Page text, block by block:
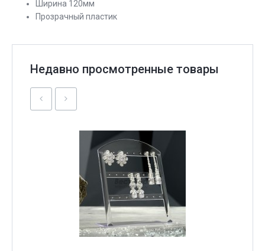
Ширина 120мм
Прозрачный пластик
Недавно просмотренные товары